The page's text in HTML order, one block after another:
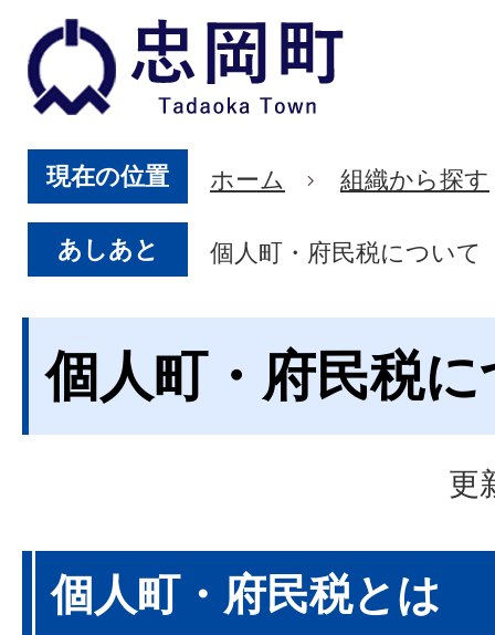
現在の位置 ホーム 組織から探す
あしあと 個人町・府民税について
個人町・府民税
更
個人町・府民税とは